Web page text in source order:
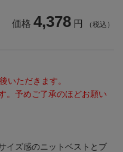
価格 4,378 円 （税込）
いただきます。
。予めご了承のほどお願い
イズ感のニットベストとブ